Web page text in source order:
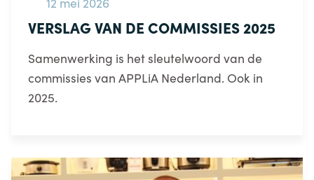
VERSLAG VAN DE COMMISSIES 2025
Samenwerking is het sleutelwoord van de
commissies van APPLiA Nederland. Ook in
2025.